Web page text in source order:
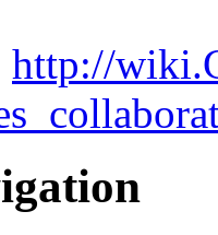
http://